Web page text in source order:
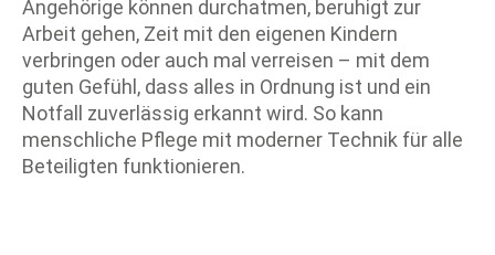
Angehörige können durchatmen, beruhigt zur
Arbeit gehen, Zeit mit den eigenen Kindern
verbringen oder auch mal verreisen – mit dem
guten Gefühl, dass alles in Ordnung ist und ein
Notfall zuverlässig erkannt wird. So kann
menschliche Pflege mit moderner Technik für alle
Beteiligten funktionieren.